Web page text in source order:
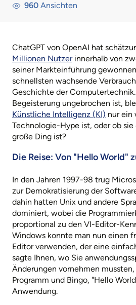
960 Ansichten
ChatGPT von OpenAI hat
Millionen Nutzerinnerhalb von
seiner Markteinführung
schnellsten wachsende
Geschichte der
Begeisterung ungebrochen ist,
Künstliche Intelligenz (KI) nur ein
Technologie-Hype ist, oder ob sie
große Ding ist?
Die Reise: Von "Hello World"
In den Jahren 1997-98 trug
zur Demokratisierung der
dahin hatten Unix und andere
dominiert, wobei die
proportional zu den VI-Editor-
Windows konnte man nun einen
Editor verwenden, der eine
sagte Ihnen, wo Sie
Änderungen vornehmen
Programm und Bingo, "Hello
Anwendung.